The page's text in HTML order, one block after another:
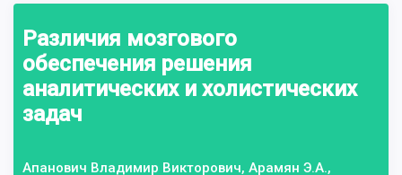
Различия мозгового
обеспечения решения
аналитических и холистических
задач
Апанович Владимир Викторович, Арамян Э.А.,